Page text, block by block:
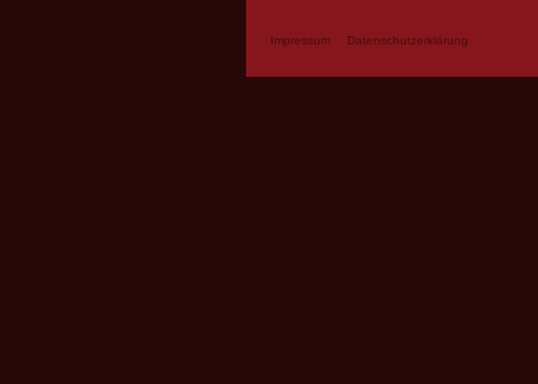
Impressum Datenschutzerklärung